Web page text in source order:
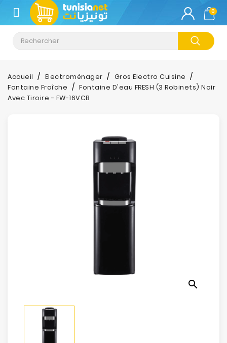
CATÉGORIE
Climatisation
Informatique
Téléphonie
Sécurité
Mobilités
0
Accueil Electroménager
Gros Electro Cuisine
Fontaine Fraîche
Fontaine D'eau FRESH (3 Robinets) Noir
Avec Tiroire - FW-16VCB
search